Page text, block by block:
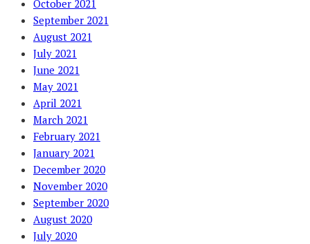
October 2021
September 2021
August 2021
July 2021
June 2021
May 2021
April 2021
March 2021
February 2021
January 2021
December 2020
November 2020
September 2020
August 2020
July 2020